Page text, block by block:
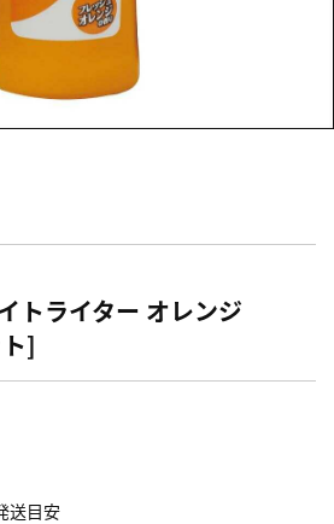
トライター オレンジ
]
送目安